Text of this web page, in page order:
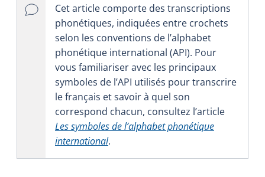
Cet article comporte des transcriptions
phonétiques, indiquées entre crochets
selon les conventions de l’alphabet
phonétique international (API). Pour
vous familiariser avec les principaux
symboles de l’API utilisés pour transcrire
le français et savoir à quel son
correspond chacun, consultez l’article
Les symboles de l’alphabet phonétique
international.